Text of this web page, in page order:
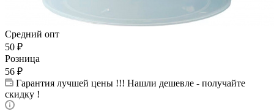
Средний опт
50 ₽
Розница
56 ₽
Гарантия лучшей цены !!! Нашли дешевле - получайте
скидку !